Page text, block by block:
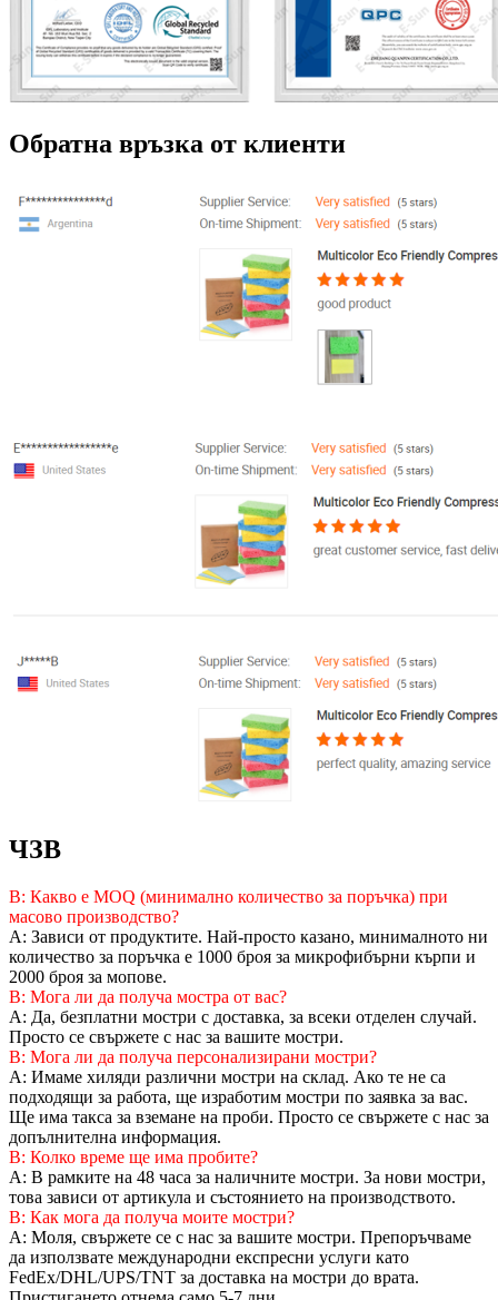
Обратна връзка от клиенти
ЧЗВ
В: Какво е MOQ (минимално количество за поръчка) при
масово производство?
A: Зависи от продуктите. Най-просто казано, минималното ни
количество за поръчка е 1000 броя за микрофибърни кърпи и
2000 броя за мопове.
В: Мога ли да получа мостра от вас?
A: Да, безплатни мостри с доставка, за всеки отделен случай.
Просто се свържете с нас за вашите мостри.
В: Мога ли да получа персонализирани мостри?
A: Имаме хиляди различни мостри на склад. Ако те не са
подходящи за работа, ще изработим мостри по заявка за вас.
Ще има такса за вземане на проби. Просто се свържете с нас за
допълнителна информация.
В: Колко време ще има пробите?
A: В рамките на 48 часа за наличните мостри. За нови мостри,
това зависи от артикула и състоянието на производството.
В: Как мога да получа моите мостри?
A: Моля, свържете се с нас за вашите мостри. Препоръчваме
да използвате международни експресни услуги като
FedEx/DHL/UPS/TNT за доставка на мостри до врата.